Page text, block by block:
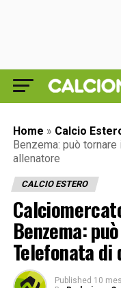
Home » Calcio
Benzema: può
allenatore
CALCIO ESTERO
Benzema:
Telefonata di
Published 10